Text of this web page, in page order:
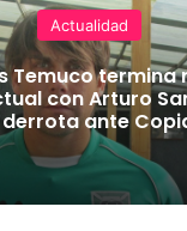
Actualidad
Temuco termina
con Arturo
ante